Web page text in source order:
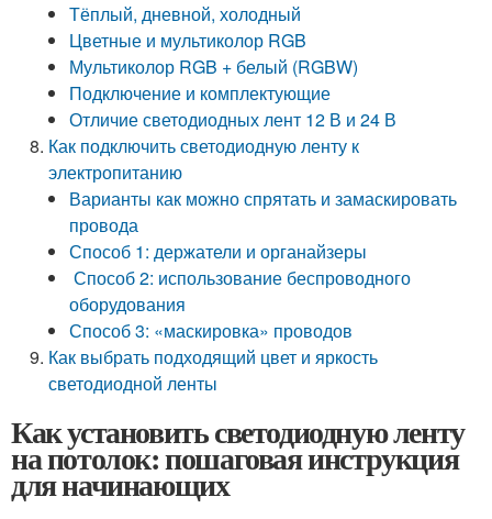
Тёплый, дневной, холодный
Цветные и мультиколор RGB
Мультиколор RGB + белый (RGBW)
Подключение и комплектующие
Отличие светодиодных лент 12 В и 24 В
Как подключить светодиодную ленту к
электропитанию
Варианты как можно спрятать и замаскировать
провода
Способ 1: держатели и органайзеры
Способ 2: использование беспроводного
оборудования
Способ 3: «маскировка» проводов
Как выбрать подходящий цвет и яркость
светодиодной ленты
Как установить светодиодную ленту
на потолок: пошаговая инструкция
для начинающих